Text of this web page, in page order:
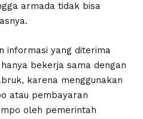
armada tidak bisa
informasi yang diterima
bekerja sama dengan
karena menggunakan
atau pembayaran
oleh pemerintah